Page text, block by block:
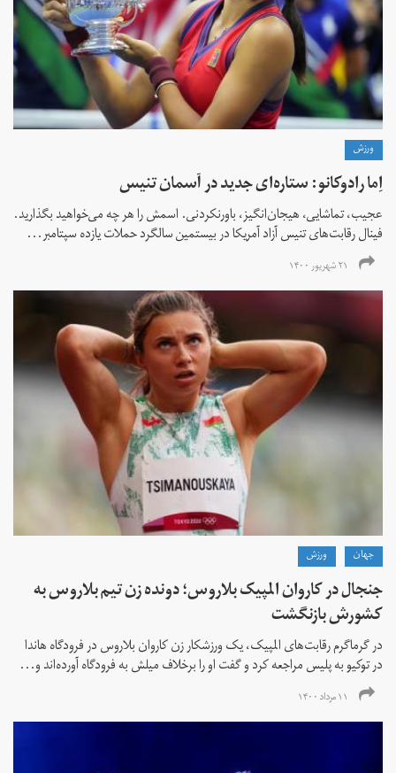
ورزش
اِما رادوکانو: ستاره‌ای جدید در آسمان تنیس
عجیب، تماشایی، هیجان‌انگیز، باورنکردنی. اسمش را هر چه می‌خواهید بگذارید.
فینال رقابت‌های تنیس آزاد آمریکا در بیستمین سالگرد حملات یازده سپتامبر...
۲۱ شهریور ۱۴۰۰
جهان ورزش
جنجال در کاروان المپیک بلاروس؛ دونده زن تیم بلاروس به
کشورش بازنگشت
در گرماگرم رقابت‌های المپیک، یک ورزشکار زن کاروان بلاروس در فرودگاه هاندا
در توکیو به پلیس مراجعه کرد و گفت او را برخلاف میلش به فرودگاه آورده‌اند و...
۱۱ مرداد ۱۴۰۰